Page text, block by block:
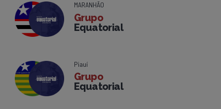
MARANHÃO
Grupo
Equatorial
Piauí
Grupo
Equatorial